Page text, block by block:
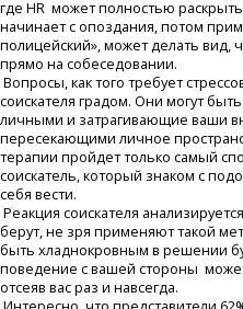
где HR может полностью
начинает с опоздания, потом
полицейский», может делать вид,
прямо на собеседовании.
Вопросы, как того требует
соискателя градом. Они могут
личными и затрагивающие ваши
пересекающими личное
терапии пройдет только самый
соискатель, который знаком с
себя вести.
Реакция соискателя
берут, не зря применяют такой
быть хладнокровным в решении
поведение с вашей стороны
отсеяв вас раз и навсегда.